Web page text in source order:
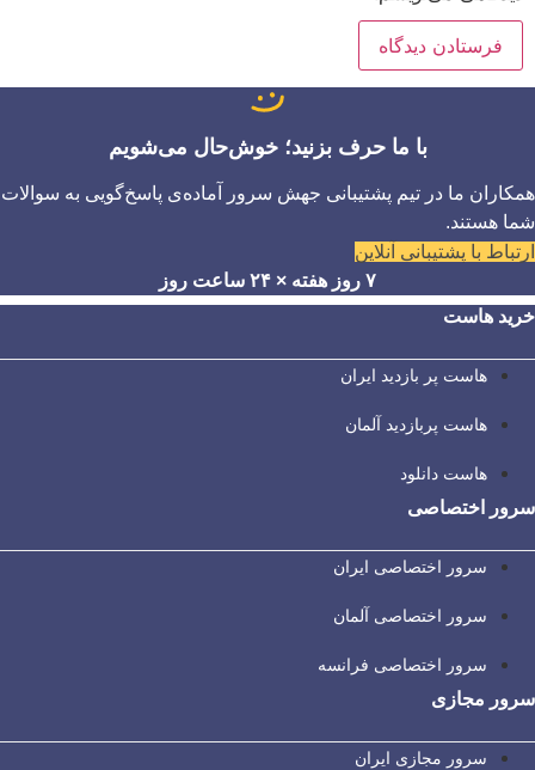
با ما حرف بزنید؛ خوش‌حال می‌شویم
همکاران ما در تیم پشتیبانی جهش سرور آماده‌ی پاسخ‌گویی به سوالات
شما هستند.
ارتباط با پشتیبانی آنلاین
۷ روز هفته × ۲۴ ساعت روز
خرید هاست
هاست پر بازدید ایران
هاست پربازدید آلمان
هاست دانلود
سرور اختصاصی
سرور اختصاصی ایران
سرور اختصاصی آلمان
سرور اختصاصی فرانسه
سرور مجازی
سرور مجازی ایران